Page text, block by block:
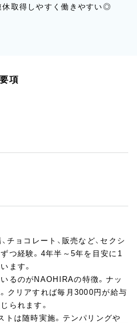
休取得しやすく働きやすい◎
項
チョコレート、販売など、セクシ
つ経験。4年半～5年を目安に1
ます。
るのがNAOHIRAの特徴。ナッ
クリアすれば毎月3000円が給与
られます。
トは随時実施。テンパリングや